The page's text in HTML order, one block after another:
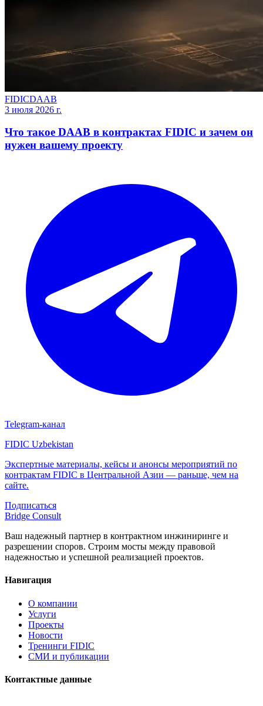
FIDICDAAB
3 июля 2026 г.
Что такое DAAB в контрактах FIDIC и зачем он
нужен вашему проекту
Telegram-канал
FIDIC Uzbekistan
Экспертные материалы, кейсы и анонсы мероприятий по
контрактам FIDIC в Центральной Азии — раньше, чем на
сайте.
Подписаться
Bridge Consult
Ваш надежный партнер в контрактном инжиниринге и
разрешении споров. Строим мосты между правовой
надежностью и успешной реализацией проектов.
Навигация
О компании
Услуги
Проекты
Новости
Тренинги FIDIC
СМИ и публикации
Контактные данные